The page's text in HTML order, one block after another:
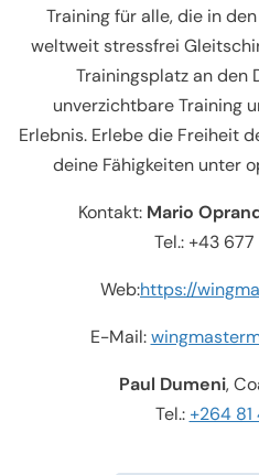
Training für alle, die in
weltweit stressfrei
Trainingsplatz an den
unverzichtbare Training
Erlebnis. Erlebe die Freiheit
deine Fähigkeiten unter
Kontakt: Mario
Tel.: +43
Web:https://
E-Mail:
Paul Dumeni,
Tel.: +264